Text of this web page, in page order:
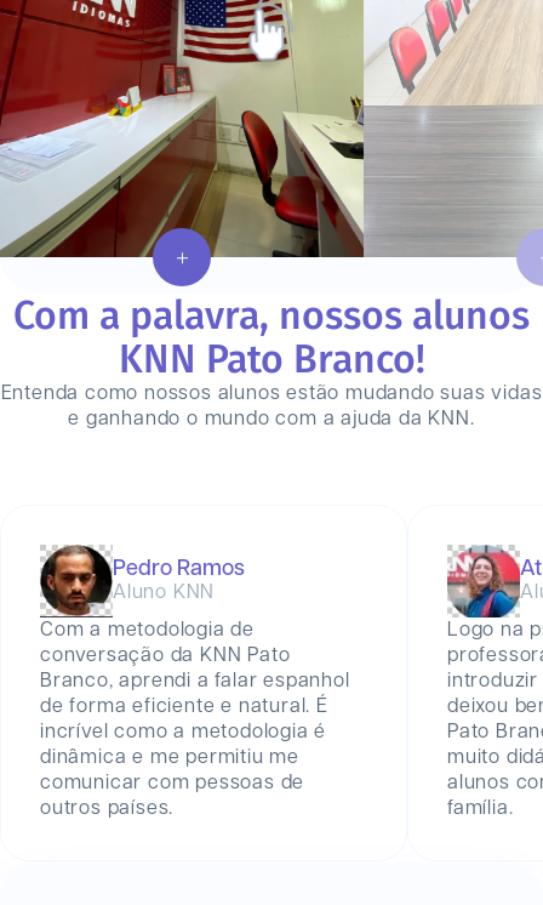
Com a palavra, nossos alunos
KNN Pato Branco!
Entenda como nossos alunos estão mudando suas vidas
e ganhando o mundo com a ajuda da KNN.
Pedro Ramos
Aluno KNN
Com a metodologia de
conversação da KNN Pato
Branco, aprendi a falar espanhol
de forma eficiente e natural. É
incrível como a metodologia é
dinâmica e me permitiu me
comunicar com pessoas de
outros países.
Logo na
introduzir
deixou
Pato
muito
alunos
família.